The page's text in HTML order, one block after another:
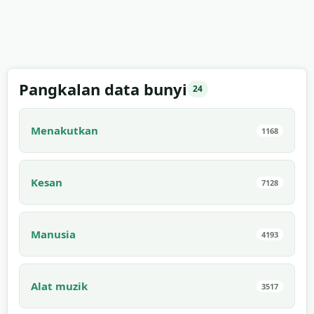
Pangkalan data bunyi 24
Menakutkan 1168
Kesan 7128
Manusia 4193
Alat muzik 3517